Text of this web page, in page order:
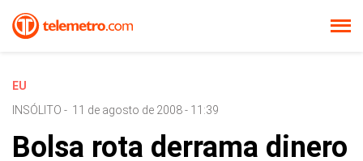
EU
INSÓLITO - 11 de agosto de 2008 - 11:39
Bolsa rota derrama dinero